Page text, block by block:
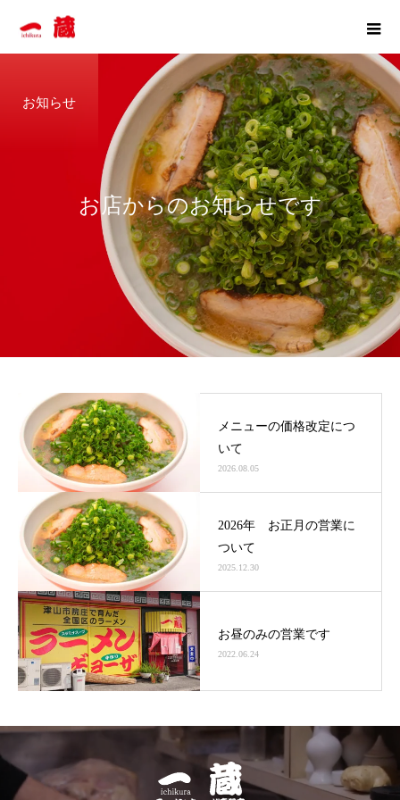
お知らせ
お店からのお知らせです
メニューの価格改定につ
いて
2026.08.05
2026年 お正月の営業に
ついて
2025.12.30
お昼のみの営業です
2022.06.24